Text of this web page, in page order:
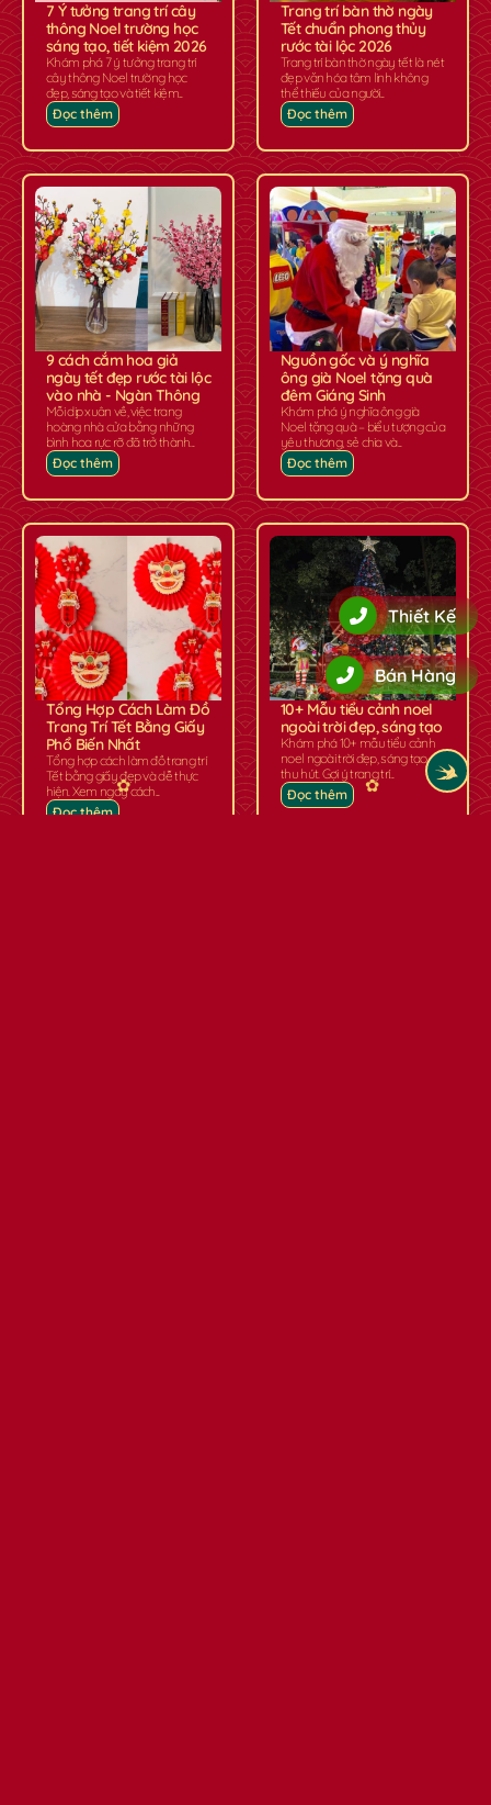
7 Ý tưởng trang trí cây
thông Noel trường học
sáng tạo, tiết kiệm 2026
Khám phá 7 ý tưởng trang trí
cây thông Noel trường học
đẹp, sáng tạo và tiết kiệm...
Đọc thêm
Trang trí bàn thờ ngày
Tết chuẩn phong thủy
rước tài lộc 2026
Trang trí bàn thờ ngày tết là nét
đẹp văn hóa tâm linh không
thể thiếu của người...
Đọc thêm
9 cách cắm hoa giả
ngày tết đẹp rước tài lộc
vào nhà - Ngàn Thông
Mỗi dịp xuân về, việc trang
hoàng nhà cửa bằng những
bình hoa rực rỡ đã trở thành...
Đọc thêm
Nguồn gốc và ý nghĩa
ông già Noel tặng quà
đêm Giáng Sinh
Khám phá ý nghĩa ông già
Noel tặng quà – biểu tượng của
yêu thương, sẻ chia và...
Đọc thêm
Tổng Hợp Cách Làm Đồ
Trang Trí Tết Bằng Giấy
Phổ Biến Nhất
Tổng hợp cách làm đồ trang trí
Tết bằng giấy đẹp và dễ thực
hiện. Xem ngay cách...
Đọc thêm
10+ Mẫu tiểu cảnh noel
ngoài trời đẹp, sáng tạo
Khám phá 10+ mẫu tiểu cảnh
noel ngoài trời đẹp, sáng tạo,
thu hút. Gợi ý trang trí...
Đọc thêm
Bán Hàng
Thiết Kế